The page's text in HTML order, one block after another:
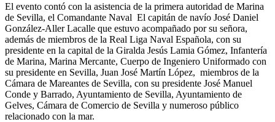
El evento contó con la asistencia de la primera autoridad de Marina
de Sevilla, el Comandante Naval El capitán de navío José Daniel
González-Aller Lacalle que estuvo acompañado por su señora,
además de miembros de la Real Liga Naval Española, con su
presidente en la capital de la Giralda Jesús Lamia Gómez, Infantería
de Marina, Marina Mercante, Cuerpo de Ingeniero Uniformado con
su presidente en Sevilla, Juan José Martín López, miembros de la
Cámara de Mareantes de Sevilla, con su presidente José Manuel
Conde y Barrado, Ayuntamiento de Sevilla, Ayuntamiento de
Gelves, Cámara de Comercio de Sevilla y numeroso público
relacionado con la mar.